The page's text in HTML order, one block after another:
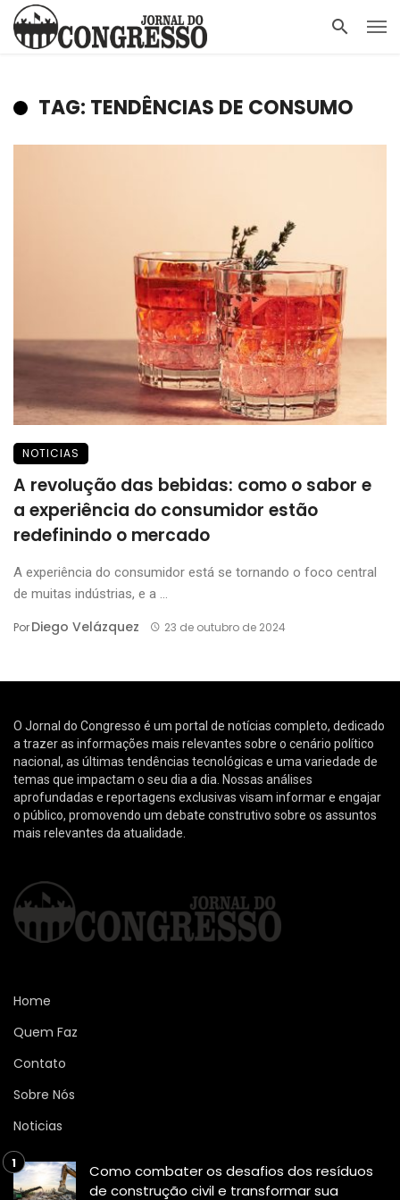
TAG: TENDÊNCIAS DE CONSUMO
NOTICIAS
A revolução das bebidas: como o sabor e
a experiência do consumidor estão
redefinindo o mercado
A experiência do consumidor está se tornando o foco central
de muitas indústrias, e a ...
PorDiego Velázquez 23 de outubro de 2024
O Jornal do Congresso é um portal de notícias completo, dedicado
a trazer as informações mais relevantes sobre o cenário político
nacional, as últimas tendências tecnológicas e uma variedade de
temas que impactam o seu dia a dia. Nossas análises
aprofundadas e reportagens exclusivas visam informar e engajar
o público, promovendo um debate construtivo sobre os assuntos
mais relevantes da atualidade.
Home
Quem Faz
Contato
Sobre Nós
Noticias
Como combater os desafios dos resíduos
de construção civil e transformar sua